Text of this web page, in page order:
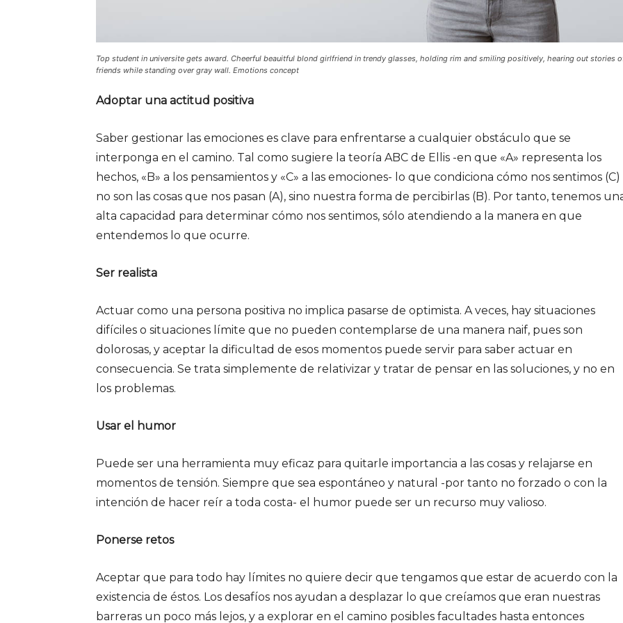
Top student in universite gets award. Cheerful beauitful blond girlfriend in trendy glasses, holding rim and smiling positively, hearing out stories
friends while standing over gray wall. Emotions concept
Adoptar una actitud positiva
Saber gestionar las emociones es clave para enfrentarse a cualquier obstáculo que se
interponga en el camino. Tal como sugiere la teoría ABC de Ellis -en que «A» representa los
hechos, «B» a los pensamientos y «C» a las emociones- lo que condiciona cómo nos sentimos (C)
no son las cosas que nos pasan (A), sino nuestra forma de percibirlas (B). Por tanto, tenemos
alta capacidad para determinar cómo nos sentimos, sólo atendiendo a la manera en que
entendemos lo que ocurre.
Ser realista
Actuar como una persona positiva no implica pasarse de optimista. A veces, hay situaciones
difíciles o situaciones límite que no pueden contemplarse de una manera naif, pues son
dolorosas, y aceptar la dificultad de esos momentos puede servir para saber actuar en
consecuencia. Se trata simplemente de relativizar y tratar de pensar en las soluciones, y no en
los problemas.
Usar el humor
Puede ser una herramienta muy eficaz para quitarle importancia a las cosas y relajarse en
momentos de tensión. Siempre que sea espontáneo y natural -por tanto no forzado o con la
intención de hacer reír a toda costa- el humor puede ser un recurso muy valioso.
Ponerse retos
Aceptar que para todo hay límites no quiere decir que tengamos que estar de acuerdo con la
existencia de éstos. Los desafíos nos ayudan a desplazar lo que creíamos que eran nuestras
barreras un poco más lejos, y a explorar en el camino posibles facultades hasta entonces